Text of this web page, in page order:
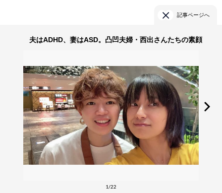
記事ページへ
夫はADHD、妻はASD。凸凹夫婦・西出さんたちの素顔
1/22